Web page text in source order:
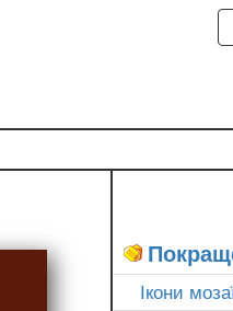
Ікони